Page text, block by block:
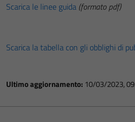
Scarica le linee guida (formato pdf)
Scarica la tabella con gli obblighi di
Ultimo aggiornamento: 10/03/2023,